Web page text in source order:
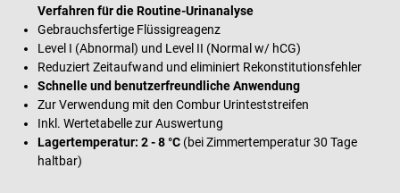
Verfahren für die Routine-Urinanalyse
Gebrauchsfertige Flüssigreagenz
Level I (Abnormal) und Level II (Normal w/ hCG)
Reduziert Zeitaufwand und eliminiert Rekonstitutionsfehler
Schnelle und benutzerfreundliche Anwendung
Zur Verwendung mit den Combur Urinteststreifen
Inkl. Wertetabelle zur Auswertung
Lagertemperatur: 2 - 8 °C (bei Zimmertemperatur 30 Tage
haltbar)